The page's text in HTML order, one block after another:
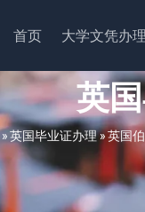
首页 大学文凭办理
英
»英国毕业证办理»英国